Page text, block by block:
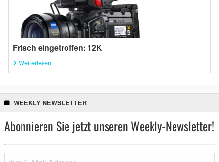
Frisch eingetroffen: 12K
Weiterlesen
WEEKLY NEWSLETTER
Abonnieren Sie jetzt unseren Weekly-Newsletter!